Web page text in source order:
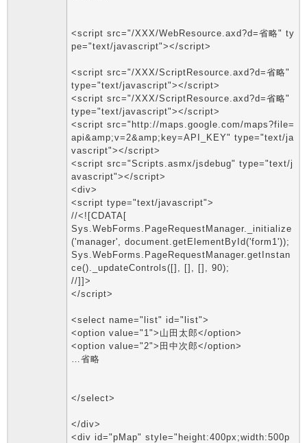
<script src="/XXX/WebResource.axd?d=省略" ty
pe="text/javascript"></script>
<script src="/XXX/ScriptResource.axd?d=省略"
type="text/javascript"></script>
<script src="/XXX/ScriptResource.axd?d=省略"
type="text/javascript"></script>
<script src="http://maps.google.com/maps?file=
api&amp;v=2&amp;key=API_KEY" type="text/ja
vascript"></script>
<script src="Scripts.asmx/jsdebug" type="text/j
avascript"></script>
<div>
<script type="text/javascript">
//<![CDATA[
Sys.WebForms.PageRequestManager._initialize
('manager', document.getElementById('form1'));
Sys.WebForms.PageRequestManager.getInstan
ce()._updateControls([], [], [], 90);
//]]>
</script>
<select name="list" id="list">
<option value="1">山田太郎</option>
<option value="2">田中次郎</option>
…省略
</select>
</div>
<div id="pMap" style="height:400px;width:500p